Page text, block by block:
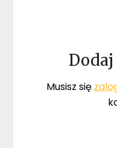
Musisz się